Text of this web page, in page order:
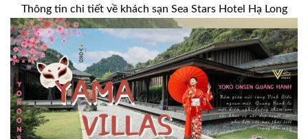
Thông tin chi tiết về khách sạn Sea Stars Hotel Hạ Long